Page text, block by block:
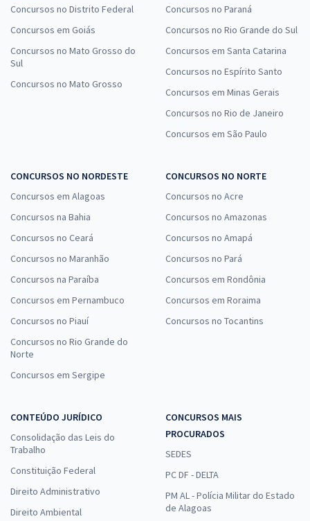
Concursos no Distrito Federal
Concursos em Goiás
Concursos no Mato Grosso do
Sul
Concursos no Mato Grosso
Concursos no Paraná
Concursos no Rio Grande do Sul
Concursos em Santa Catarina
Concursos no Espírito Santo
Concursos em Minas Gerais
Concursos no Rio de Janeiro
Concursos em São Paulo
CONCURSOS NO NORDESTE
Concursos em Alagoas
Concursos na Bahia
Concursos no Ceará
Concursos no Maranhão
Concursos na Paraíba
Concursos em Pernambuco
Concursos no Piauí
Concursos no Rio Grande do
Norte
Concursos em Sergipe
CONCURSOS NO NORTE
Concursos no Acre
Concursos no Amazonas
Concursos no Amapá
Concursos no Pará
Concursos em Rondônia
Concursos em Roraima
Concursos no Tocantins
CONTEÚDO JURÍDICO
Consolidação das Leis do
Trabalho
Constituição Federal
Direito Administrativo
Direito Ambiental
CONCURSOS MAIS
PROCURADOS
SEDES
PC DF - DELTA
PM AL - Polícia Militar do Estado
de Alagoas